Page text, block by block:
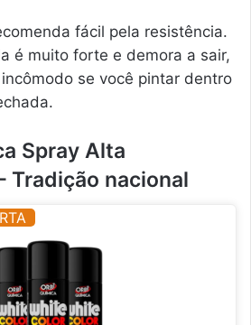
fácil pela resistência.
é muito forte e demora a sair,
se você pintar dentro
Spray Alta
Tradição nacional